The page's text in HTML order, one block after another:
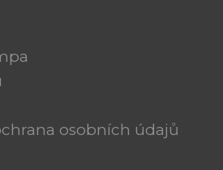
osobních údajů